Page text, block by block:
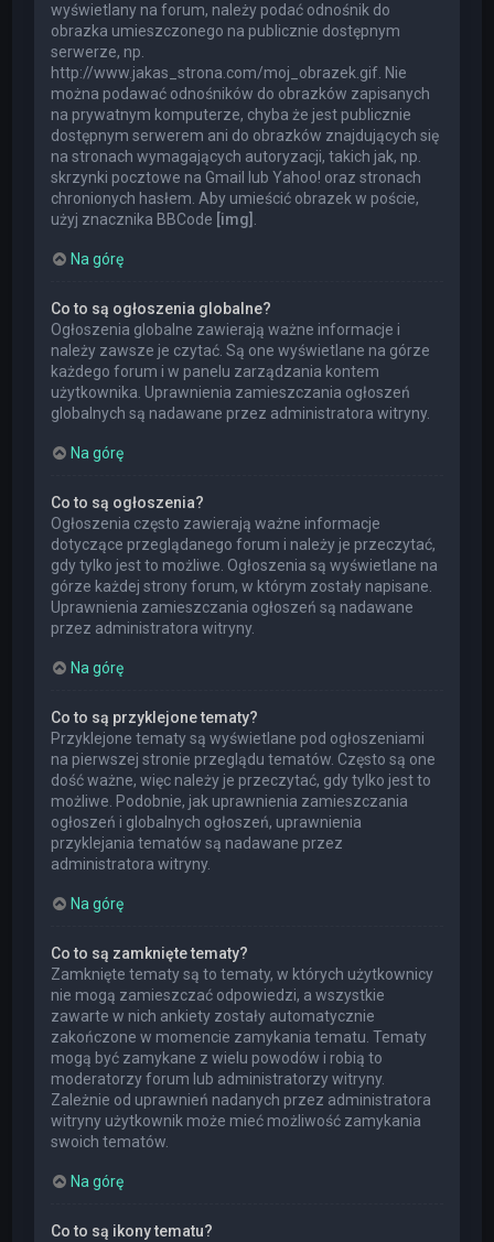
wyświetlany na forum, należy podać odnośnik do
obrazka umieszczonego na publicznie dostępnym
serwerze, np.
http://www.jakas_strona.com/moj_obrazek.gif. Nie
można podawać odnośników do obrazków zapisanych
na prywatnym komputerze, chyba że jest publicznie
dostępnym serwerem ani do obrazków znajdujących się
na stronach wymagających autoryzacji, takich jak, np.
skrzynki pocztowe na Gmail lub Yahoo! oraz stronach
chronionych hasłem. Aby umieścić obrazek w poście,
użyj znacznika BBCode [img] .
Na górę
Co to są ogłoszenia globalne?
Ogłoszenia globalne zawierają ważne informacje i
należy zawsze je czytać. Są one wyświetlane na górze
każdego forum i w panelu zarządzania kontem
użytkownika. Uprawnienia zamieszczania ogłoszeń
globalnych są nadawane przez administratora witryny.
Na górę
Co to są ogłoszenia?
Ogłoszenia często zawierają ważne informacje
dotyczące przeglądanego forum i należy je przeczytać,
gdy tylko jest to możliwe. Ogłoszenia są wyświetlane na
górze każdej strony forum, w którym zostały napisane.
Uprawnienia zamieszczania ogłoszeń są nadawane
przez administratora witryny.
Na górę
Co to są przyklejone tematy?
Przyklejone tematy są wyświetlane pod ogłoszeniami
na pierwszej stronie przeglądu tematów. Często są one
dość ważne, więc należy je przeczytać, gdy tylko jest to
możliwe. Podobnie, jak uprawnienia zamieszczania
ogłoszeń i globalnych ogłoszeń, uprawnienia
przyklejania tematów są nadawane przez
administratora witryny.
Na górę
Co to są zamknięte tematy?
Zamknięte tematy są to tematy, w których użytkownicy
nie mogą zamieszczać odpowiedzi, a wszystkie
zawarte w nich ankiety zostały automatycznie
zakończone w momencie zamykania tematu. Tematy
mogą być zamykane z wielu powodów i robią to
moderatorzy forum lub administratorzy witryny.
Zależnie od uprawnień nadanych przez administratora
witryny użytkownik może mieć możliwość zamykania
swoich tematów.
Na górę
Co to są ikony tematu?